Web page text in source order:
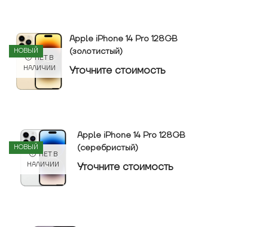
НОВЫЙ
НЕТ В
НАЛИЧИИ
Apple iPhone 14 Pro 128GB
(золотистый)
Уточнитe стоимость
НОВЫЙ
НЕТ В
НАЛИЧИИ
Apple iPhone 14 Pro 128GB
(серебристый)
Уточнитe стоимость